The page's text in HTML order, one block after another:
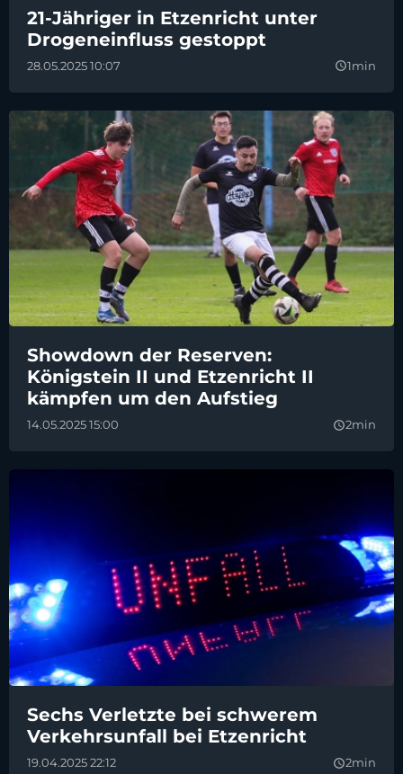
21-Jähriger in Etzenricht unter
Drogeneinfluss gestoppt
28.05.2025 10:07 query_builder1min
Showdown der Reserven:
Königstein II und Etzenricht II
kämpfen um den Aufstieg
14.05.2025 15:00 query_builder2min
Sechs Verletzte bei schwerem
Verkehrsunfall bei Etzenricht
19.04.2025 22:12 query_builder2min